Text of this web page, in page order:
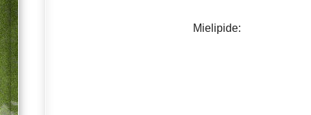
Mielipide: